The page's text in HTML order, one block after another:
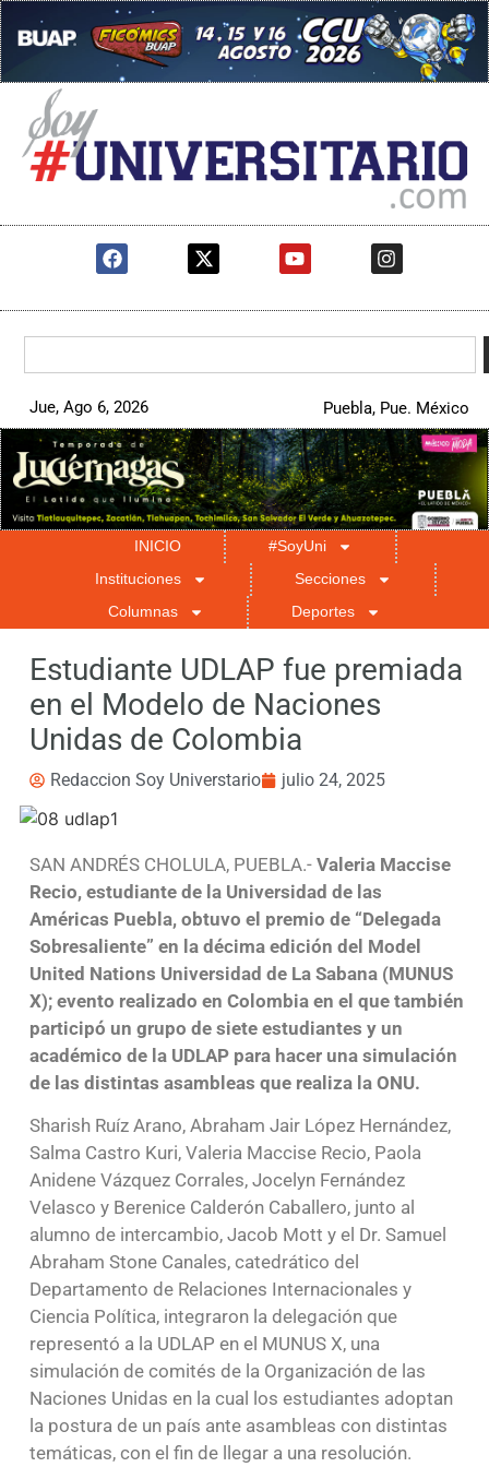
Jue, Ago 6, 2026 Puebla, Pue. México
INICIO
#SoyUni
Instituciones
Secciones
Columnas
Deportes
Estudiante UDLAP fue premiada
en el Modelo de Naciones
Unidas de Colombia
Redaccion Soy Universtario julio 24, 2025
SAN ANDRÉS CHOLULA, PUEBLA.- Valeria Maccise
Recio, estudiante de la Universidad de las
Américas Puebla, obtuvo el premio de “Delegada
Sobresaliente” en la décima edición del Model
United Nations Universidad de La Sabana (MUNUS
X); evento realizado en Colombia en el que también
participó un grupo de siete estudiantes y un
académico de la UDLAP para hacer una simulación
de las distintas asambleas que realiza la ONU.
Sharish Ruíz Arano, Abraham Jair López Hernández,
Salma Castro Kuri, Valeria Maccise Recio, Paola
Anidene Vázquez Corrales, Jocelyn Fernández
Velasco y Berenice Calderón Caballero, junto al
alumno de intercambio, Jacob Mott y el Dr. Samuel
Abraham Stone Canales, catedrático del
Departamento de Relaciones Internacionales y
Ciencia Política, integraron la delegación que
representó a la UDLAP en el MUNUS X, una
simulación de comités de la Organización de las
Naciones Unidas en la cual los estudiantes adoptan
la postura de un país ante asambleas con distintas
temáticas, con el fin de llegar a una resolución.